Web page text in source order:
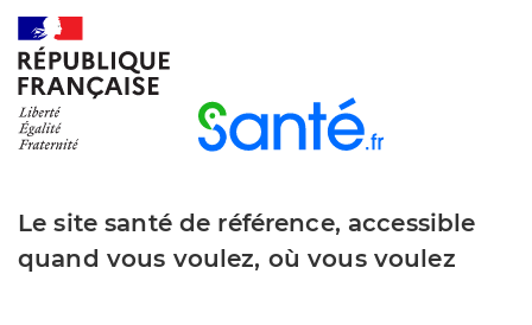
Le site santé de référence, accessible
quand vous voulez, où vous voulez